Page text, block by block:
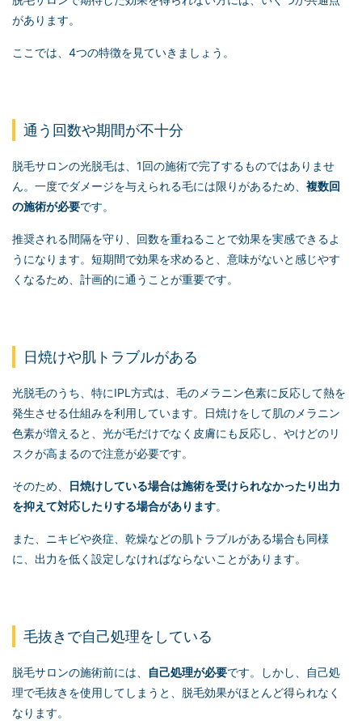
があります。
ここでは、4つの特徴を見ていきましょう。
通う回数や期間が不十分
脱毛サロンの光脱毛は、1回の施術で完了するものではありませ
ん。一度でダメージを与えられる毛には限りがあるため、 複数回
の施術が必要です。
推奨される間隔を守り、回数を重ねることで効果を実感できるよ
うになります。短期間で効果を求めると、意味がないと感じやす
くなるため、計画的に通うことが重要です。
日焼けや肌トラブルがある
光脱毛のうち、特にIPL方式は、毛のメラニン色素に反応して熱を
発生させる仕組みを利用しています。日焼けをして肌のメラニン
色素が増えると、光が毛だけでなく皮膚にも反応し、やけどのリ
スクが高まるので注意が必要です。
そのため、
日焼けしている場合は施術を受けられなかったり出力
を抑えて対応したりする場合があります。
また、ニキビや炎症、乾燥などの肌トラブルがある場合も同様
に、出力を低く設定しなければならないことがあります。
毛抜きで自己処理をしている
脱毛サロンの施術前には、 自己処理が必要です。しかし、自己処
理で毛抜きを使用してしまうと、脱毛効果がほとんど得られなく
なります。